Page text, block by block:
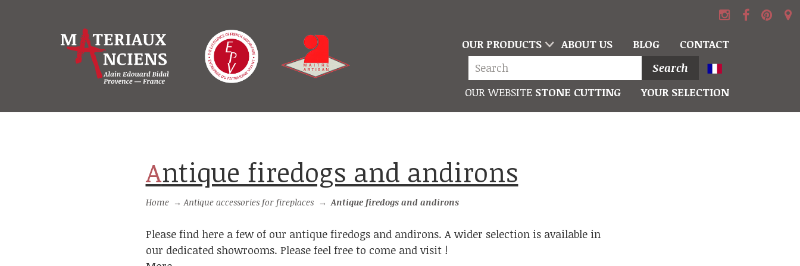
OUR PRODUCTS ABOUT US BLOG
CONTACT
Search
OUR WEBSITE STONE CUTTING YOUR SELECTION
Antique firedogs and andirons
Home →Antique accessories for fireplaces → Antique firedogs and andirons
Please find here a few of our antique firedogs and andirons. A wider selection is available in
our dedicated showrooms. Please feel free to come and visit !